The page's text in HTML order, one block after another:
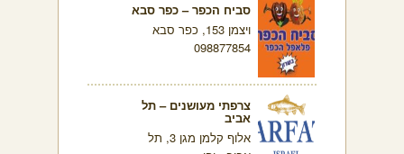
סביח הכפר – כפר סבא
ויצמן 153, כפר סבא
098877854
צרפתי מעושנים – תל
אביב
אלוף קלמן מגן 3, תל